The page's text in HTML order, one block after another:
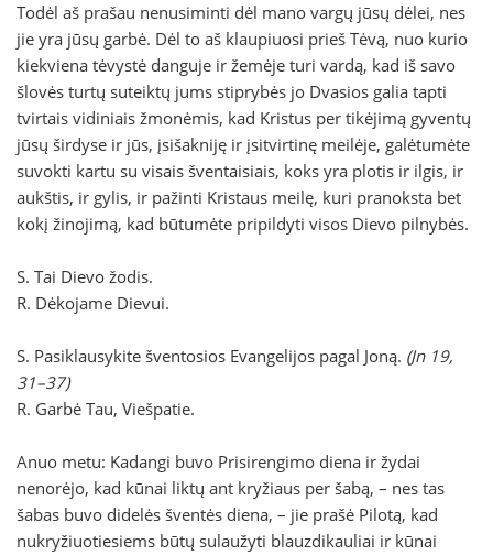
Todėl aš prašau nenusiminti dėl mano vargų jūsų dėlei, nes
jie yra jūsų garbė. Dėl to aš klaupiuosi prieš Tėvą, nuo kurio
kiekviena tėvystė danguje ir žemėje turi vardą, kad iš savo
šlovės turtų suteiktų jums stiprybės jo Dvasios galia tapti
tvirtais vidiniais žmonėmis, kad Kristus per tikėjimą gyventų
jūsų širdyse ir jūs, įsišakniję ir įsitvirtinę meilėje, galėtumėte
suvokti kartu su visais šventaisiais, koks yra plotis ir ilgis, ir
aukštis, ir gylis, ir pažinti Kristaus meilę, kuri pranoksta bet
kokį žinojimą, kad būtumėte pripildyti visos Dievo pilnybės.
S. Tai Dievo žodis.
R. Dėkojame Dievui.
S. Pasiklausykite šventosios Evangelijos pagal Joną. (Jn 19,
31–37)
R. Garbė Tau, Viešpatie.
Anuo metu: Kadangi buvo Prisirengimo diena ir žydai
nenorėjo, kad kūnai liktų ant kryžiaus per šabą, – nes tas
šabas buvo didelės šventės diena, – jie prašė Pilotą, kad
nukryžiuotiesiems būtų sulaužyti blauzdikauliai ir kūnai